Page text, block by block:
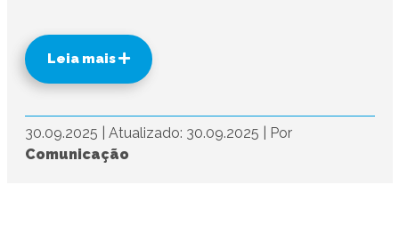
Leia mais
30.09.2025 Atualizado: 30.09.2025
Por
Comunicação